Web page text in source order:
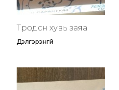
Төөрөодсөн хувь заяа
Дэлгэрэнгүй